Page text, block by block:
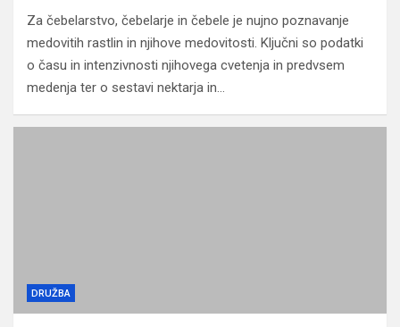
Za čebelarstvo, čebelarje in čebele je nujno poznavanje
medovitih rastlin in njihove medovitosti. Ključni so podatki
o času in intenzivnosti njihovega cvetenja in predvsem
medenja ter o sestavi nektarja in…
DRUŽBA